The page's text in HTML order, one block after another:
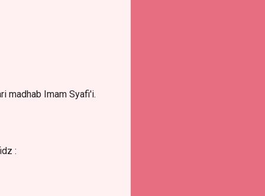
madhab Imam Syafi'i.
: